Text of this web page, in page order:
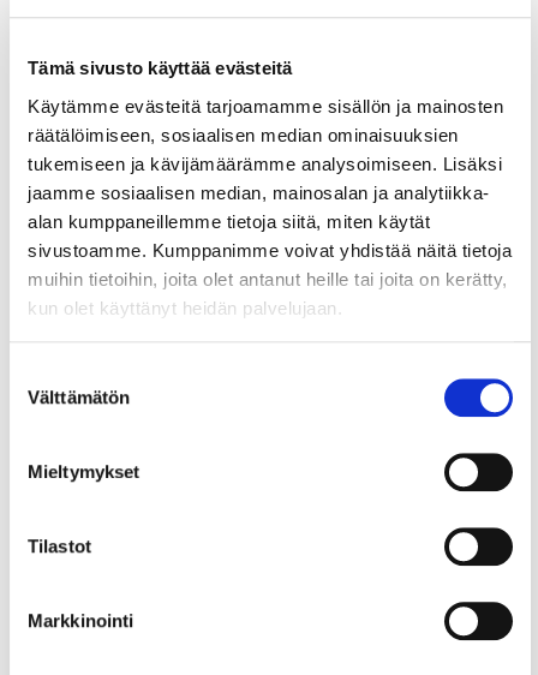
Tämä sivusto käyttää evästeitä
Käytämme evästeitä tarjoamamme sisällön ja mainosten
räätälöimiseen, sosiaalisen median ominaisuuksien
tukemiseen ja kävijämäärämme analysoimiseen. Lisäksi
jaamme sosiaalisen median, mainosalan ja analytiikka-
alan kumppaneillemme tietoja siitä, miten käytät
sivustoamme. Kumppanimme voivat yhdistää näitä tietoja
muihin tietoihin, joita olet antanut heille tai joita on kerätty,
kun olet käyttänyt heidän palvelujaan.
valinta
Välttämätön
Mieltymykset
Tilastot
Markkinointi
KAUPPAKAMARI nyt -lehti
Juttu on julkaistu 8.12.2020 ilmestyneessä
KAUPPAKAMARI nyt lehdessä.
Lue lehdendigiversio KAUPPAKAMARI nyt,
joulukuu
Lue myös